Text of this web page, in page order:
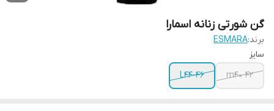
گن شورتی زنانه اسمارا
برند:ESMARA
سایز
m40-42
L44-46